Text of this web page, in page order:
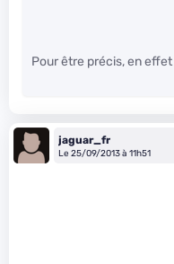
Pour être précis, en effet
jaguar_fr
Le 25/09/2013 à 11h51